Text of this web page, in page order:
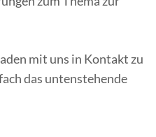
mit uns in Kontakt zu
das untenstehende